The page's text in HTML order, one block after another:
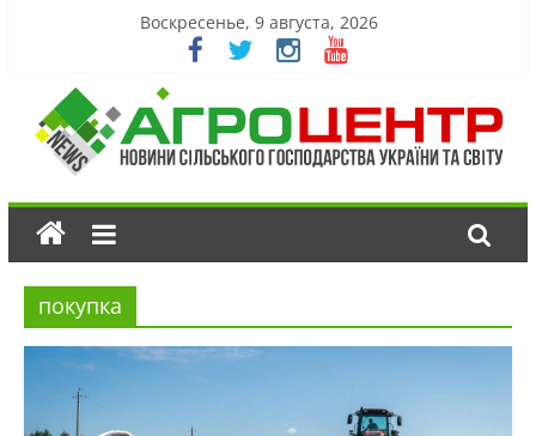
Воскресенье, 9 августа, 2026
покупка